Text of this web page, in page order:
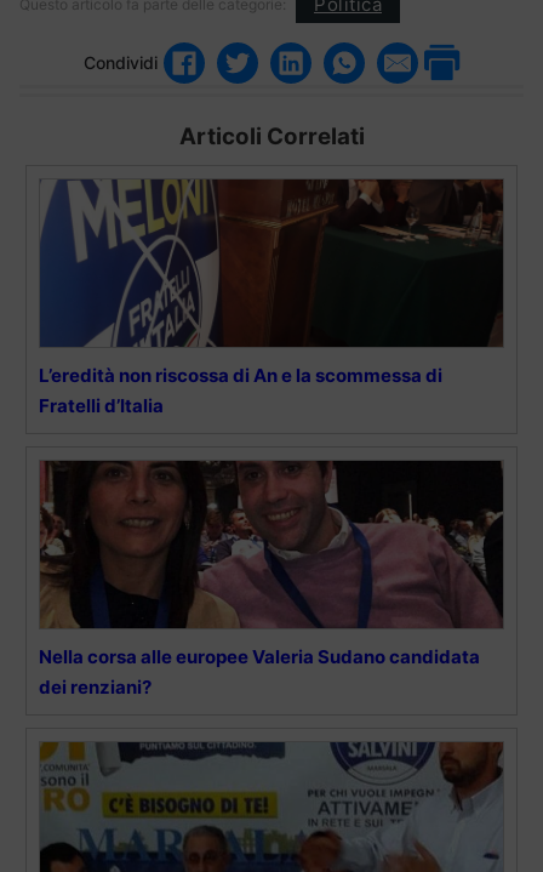
Questo articolo fa parte delle categorie:
Condividi
Articoli Correlati
L’eredità non riscossa di An e la scommessa di
Fratelli d’Italia
Nella corsa alle europee Valeria Sudano candidata
dei renziani?